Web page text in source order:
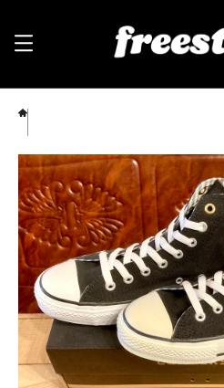
プ 8.5 27cm 244